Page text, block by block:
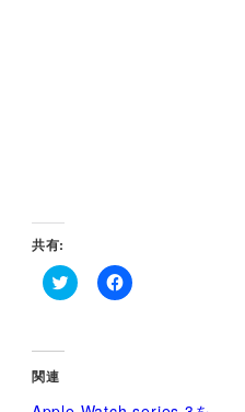
共有:
ク
し
て
T
F
関連